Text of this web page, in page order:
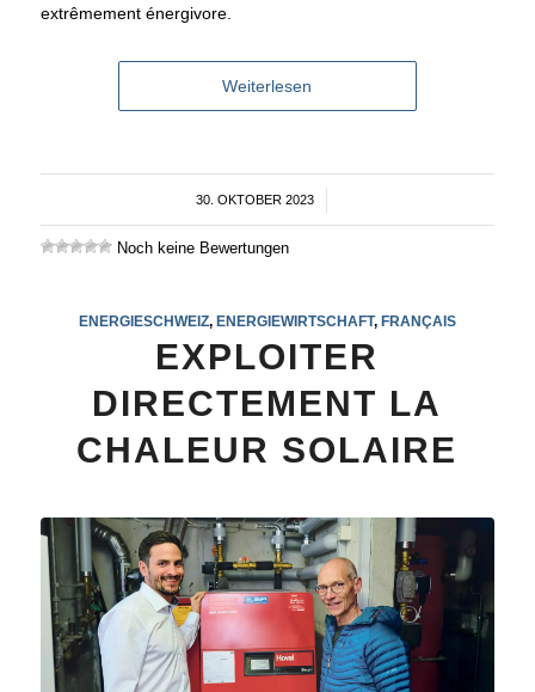
extrêmement énergivore.
Weiterlesen
30. OKTOBER 2023
/
Noch keine Bewertungen
ENERGIESCHWEIZ, ENERGIEWIRTSCHAFT, FRANÇAIS
EXPLOITER
DIRECTEMENT LA
CHALEUR SOLAIRE